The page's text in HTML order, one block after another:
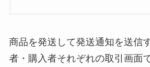
商品を発送して発送通知を送信
者・購入者それぞれの取引画面